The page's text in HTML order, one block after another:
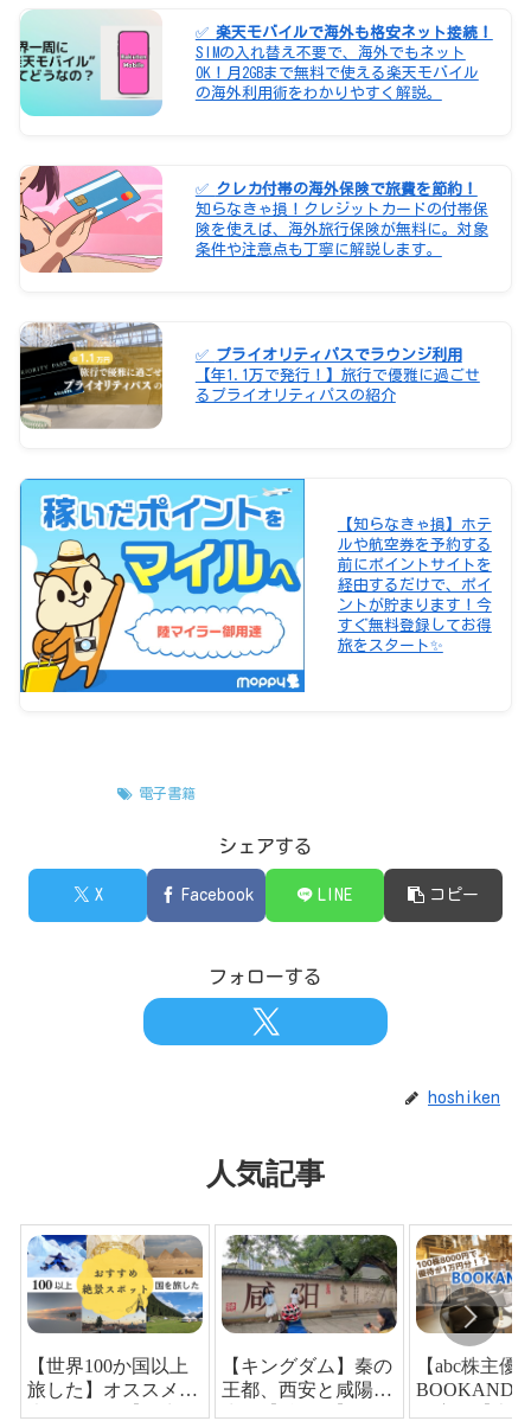
✅ 楽天モバイルで海外も格安ネット接続！
SIMの入れ替え不要で、海外でもネット
OK！月2GBまで無料で使える楽天モバイル
の海外利用術をわかりやすく解説。
✅ クレカ付帯の海外保険で旅費を節約！
知らなきゃ損！クレジットカードの付帯保
険を使えば、海外旅行保険が無料に。対象
条件や注意点も丁寧に解説します。
✅ プライオリティパスでラウンジ利用
【年1.1万で発行！】旅行で優雅に過ごせ
るプライオリティパスの紹介
【知らなきゃ損】ホテ
ルや航空券を予約する
前にポイントサイトを
経由するだけで、ポイ
ントが貯まります！今
すぐ無料登録してお得
旅をスタート✨
電子書籍
シェアする
X Facebook LINE コピー
フォローする
hoshiken
人気記事
【世界100か国以上
旅した】オススメ観
光スポット【一生で
【キングダム】秦の
王都、西安と咸陽を
歩く【兵馬俑】
【abc株主優
で宿泊【本